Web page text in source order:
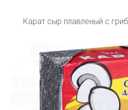
Карат сыр плавленый с